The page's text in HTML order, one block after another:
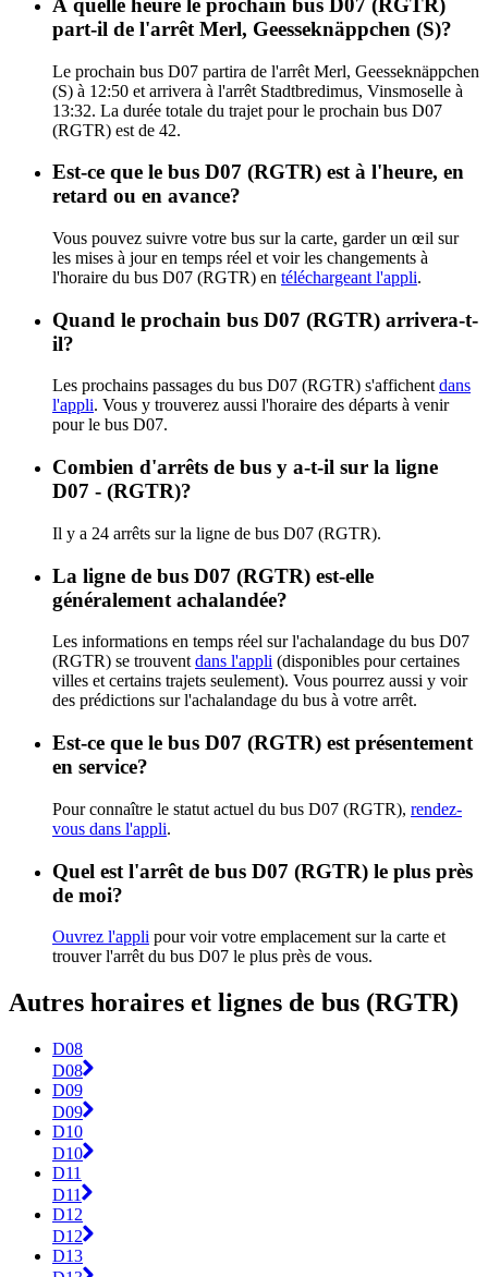
À quelle heure le prochain bus D07 (RGTR)
part-il de l'arrêt Merl, Geesseknäppchen (S)?
Le prochain bus D07 partira de l'arrêt Merl, Geesseknäppchen
(S) à 12:50 et arrivera à l'arrêt Stadtbredimus, Vinsmoselle à
13:32. La durée totale du trajet pour le prochain bus D07
(RGTR) est de 42.
Est-ce que le bus D07 (RGTR) est à l'heure, en
retard ou en avance?
Vous pouvez suivre votre bus sur la carte, garder un œil sur
les mises à jour en temps réel et voir les changements à
l'horaire du bus D07 (RGTR) en téléchargeant l'appli.
Quand le prochain bus D07 (RGTR) arrivera-t-
il?
Les prochains passages du bus D07 (RGTR) s'affichentdans
l'appli. Vous y trouverez aussi l'horaire des départs à venir
pour le bus D07.
Combien d'arrêts de bus y a-t-il sur la ligne
D07 - (RGTR)?
Il y a 24 arrêts sur la ligne de bus D07 (RGTR).
La ligne de bus D07 (RGTR) est-elle
généralement achalandée?
Les informations en temps réel sur l'achalandage du bus D07
(RGTR) se trouvent dans l'appli (disponibles pour certaines
villes et certains trajets seulement). Vous pourrez aussi y voir
des prédictions sur l'achalandage du bus à votre arrêt.
Est-ce que le bus D07 (RGTR) est présentement
en service?
Pour connaître le statut actuel du bus D07 (RGTR), rendez-
vous dans l'appli.
Quel est l'arrêt de bus D07 (RGTR) le plus près
de moi?
Ouvrez l'appli pour voir votre emplacement sur la carte et
trouver l'arrêt du bus D07 le plus près de vous.
Autres horaires et lignes de bus (RGTR)
D08
D08
D09
D09
D10
D10
D11
D11
D12
D12
D13